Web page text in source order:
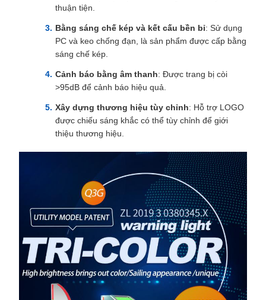
thuận tiện.
Bằng sáng chế kép và kết cấu bền bỉ: Sử dụng
PC và keo chống đạn, là sản phẩm được cấp bằng
sáng chế kép.
Cảnh báo bằng âm thanh: Được trang bị còi
>95dB để cảnh báo hiệu quả.
Xây dựng thương hiệu tùy chỉnh: Hỗ trợ LOGO
được chiếu sáng khắc có thể tùy chỉnh để giới
thiệu thương hiệu.